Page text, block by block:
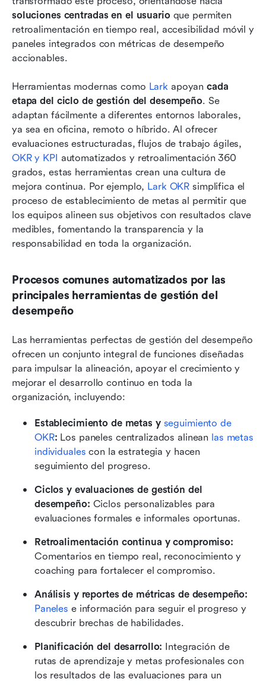
soluciones centradas en el usuario que permiten
retroalimentación en tiempo real, accesibilidad móvil y
paneles integrados con métricas de desempeño
accionables.
Herramientas modernas como Lark apoyan cada
etapa del ciclo de gestión del desempeño. Se
adaptan fácilmente a diferentes entornos laborales,
ya sea en oficina, remoto o híbrido. Al ofrecer
OKR y KPI automatizados y retroalimentación 360
grados, estas herramientas crean una cultura de
mejora continua. Por ejemplo, Lark OKR simplifica el
proceso de establecimiento de metas al permitir que
los equipos alineen sus objetivos con resultados clave
medibles, fomentando la transparencia y la
responsabilidad en toda la organización.
Procesos comunes automatizados por las
principales herramientas de gestión del
desempeño
Las herramientas perfectas de gestión del desempeño
ofrecen un conjunto integral de funciones diseñadas
para impulsar la alineación, apoyar el crecimiento y
mejorar el desarrollo continuo en toda la
organización, incluyendo:
Establecimiento de metas y seguimiento de
OKR: Los paneles centralizados alinean las metas
individuales con la estrategia y hacen
seguimiento del progreso.
Ciclos y evaluaciones de gestión del
desempeño: Ciclos personalizables para
evaluaciones formales e informales oportunas.
Comentarios en tiempo real, reconocimiento y
coaching para fortalecer el compromiso.
Paneles e información para seguir el progreso y
descubrir brechas de habilidades.
Planificación del desarrollo: Integración de
rutas de aprendizaje y metas profesionales con
los resultados de las evaluaciones para un